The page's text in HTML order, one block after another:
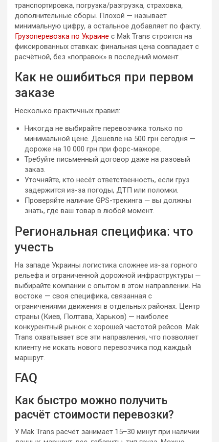
транспортировка, погрузка/разгрузка, страховка,
дополнительные сборы. Плохой — называет
минимальную цифру, а остальное добавляет по факту.
Грузоперевозка по Украине с Mak Trans строится на
фиксированных ставках: финальная цена совпадает с
расчётной, без «поправок» в последний момент.
Как не ошибиться при первом
заказе
Несколько практичных правил:
Никогда не выбирайте перевозчика только по
минимальной цене. Дешевле на 500 грн сегодня —
дороже на 10 000 грн при форс-мажоре.
Требуйте письменный договор даже на разовый
заказ.
Уточняйте, кто несёт ответственность, если груз
задержится из-за погоды, ДТП или поломки.
Проверяйте наличие GPS-трекинга — вы должны
знать, где ваш товар в любой момент.
Региональная специфика: что
учесть
На западе Украины логистика сложнее из-за горного
рельефа и ограниченной дорожной инфраструктуры —
выбирайте компании с опытом в этом направлении. На
востоке — своя специфика, связанная с
ограничениями движения в отдельных районах. Центр
страны (Киев, Полтава, Харьков) — наиболее
конкурентный рынок с хорошей частотой рейсов. Mak
Trans охватывает все эти направления, что позволяет
клиенту не искать нового перевозчика под каждый
маршрут.
FAQ
Как быстро можно получить
расчёт стоимости перевозки?
У Mak Trans расчёт занимает 15–30 минут при наличии